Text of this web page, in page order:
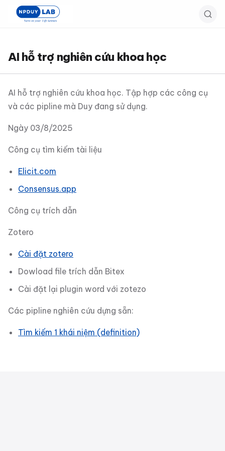
dungAI hỗ trợ nghiên cứu khoa học
AI hỗ trợ nghiên cứu khoa học. Tập hợp các công cụ
và các pipline mà Duy đang sử dụng.
Ngày 03/8/2025
Công cụ tìm kiếm tài liệu
Elicit.com
Consensus.app
Công cụ trích dẫn
Zotero
Cài đặt zotero
Dowload file trích dẫn Bitex
Cài đặt lại plugin word với zotezo
Các pipline nghiên cứu dựng sẵn:
Tìm kiếm 1 khái niệm (definition)